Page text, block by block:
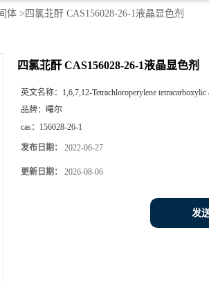
体 > 四氯苝酐 CAS156028-26-1液晶显色剂
四氯苝酐 CAS156028-26-1液晶显色剂
英文名称： 1,6,7,12-Tetrachloroperylene
品牌： 曙尔
cas： 156028-26-1
发布日期： 2022-06-27
更新日期： 2026-08-06
发